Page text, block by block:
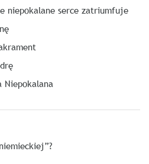
niepokalane serce zatriumfuje
Niepokalana